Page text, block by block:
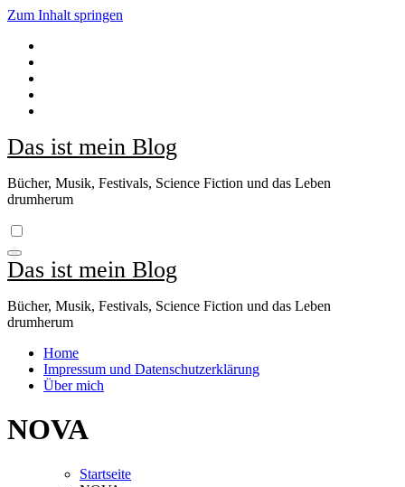
Zum Inhalt springen
Das ist mein Blog
Bücher, Musik, Festivals, Science Fiction und das Leben
drumherum
Das ist mein Blog
Bücher, Musik, Festivals, Science Fiction und das Leben
drumherum
Home
Impressum und Datenschutzerklärung
Über mich
NOVA
Startseite